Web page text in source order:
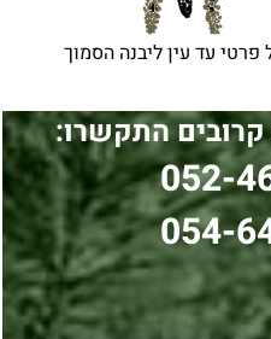
עד עין ליבנה הסמוך
התקשרו:
052-
054-